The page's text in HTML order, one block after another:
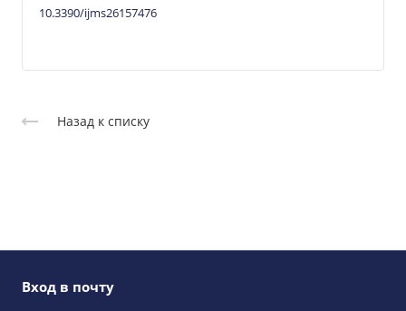
10.3390/ijms26157476
Назад к списку
Вход в почту